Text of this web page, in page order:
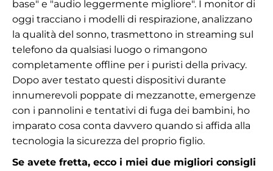
base" e "audio leggermente migliore". I monitor di
oggi tracciano i modelli di respirazione, analizzano
la qualità del sonno, trasmettono in streaming sul
telefono da qualsiasi luogo o rimangono
completamente offline per i puristi della privacy.
Dopo aver testato questi dispositivi durante
innumerevoli poppate di mezzanotte, emergenze
con i pannolini e tentativi di fuga dei bambini, ho
imparato cosa conta davvero quando si affida alla
tecnologia la sicurezza del proprio figlio.
Se avete fretta, ecco i miei due migliori consigli